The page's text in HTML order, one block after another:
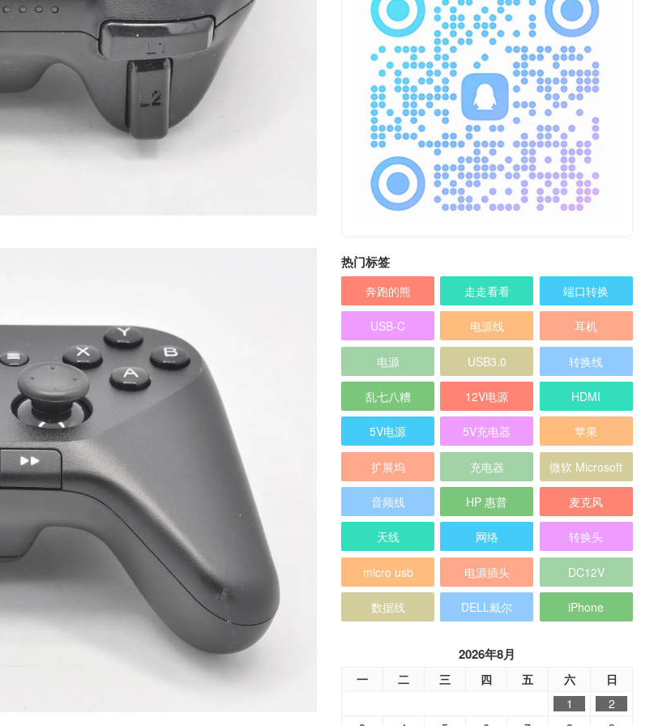
热门标签
奔跑的熊 走走看看 端口转换
USB-C 电源线 耳机
电源 USB3.0 转换线
乱七八糟 12V电源 HDMI
5V电源 5V充电器 苹果
扩展坞 充电器 微软 Microsoft
音频线 HP 惠普 麦克风
天线 网络 转换头
micro usb 电源插头 DC12V
数据线 DELL戴尔 iPhone
2026年8月
一 二 三 四 五 六
日
1
2